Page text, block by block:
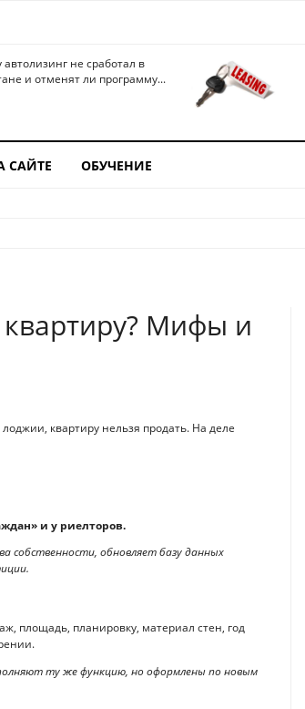
не сработал в
и отменят ли программу...
САЙТЕ ОБУЧЕНИЕ
Мифы и
квартиру нельзя продать. На деле
и у риелторов.
собственности, обновляет базу данных
площадь, планировку, материал стен, год
ту же функцию, но оформлены по новым